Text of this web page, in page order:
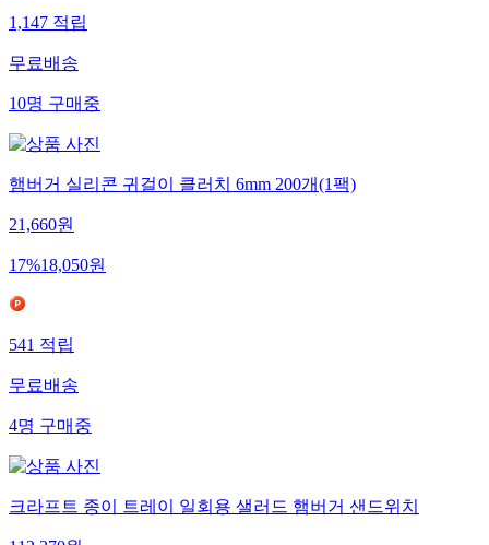
1,147 적립
무료배송
10명 구매중
햄버거 실리콘 귀걸이 클러치 6mm 200개(1팩)
21,660원
17%18,050원
541 적립
무료배송
4명 구매중
크라프트 종이 트레이 일회용 샐러드 햄버거 샌드위치